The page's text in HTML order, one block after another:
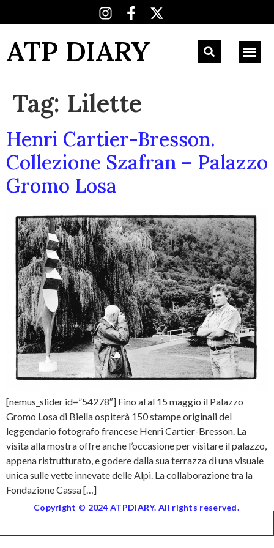
ATP DIARY
Tag: Lilette
Henri Cartier-Bresson.
Collezione Szafran – Palazzo
Gromo Losa
[nemus_slider id=”54278″] Fino al al 15 maggio il Palazzo
Gromo Losa di Biella ospiterà 150 stampe originali del
leggendario fotografo francese Henri Cartier-Bresson. La
visita alla mostra offre anche l’occasione per visitare il palazzo,
appena ristrutturato, e godere dalla sua terrazza di una visuale
unica sulle vette innevate delle Alpi. La collaborazione tra la
Fondazione Cassa […]
Copyright © 2024 ATPDIARY. All rights reserved.